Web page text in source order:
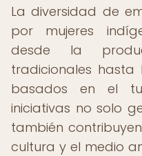
La diversidad de
por mujeres
desde la
tradicionales
basados en el
iniciativas no solo
también
cultura y el medio